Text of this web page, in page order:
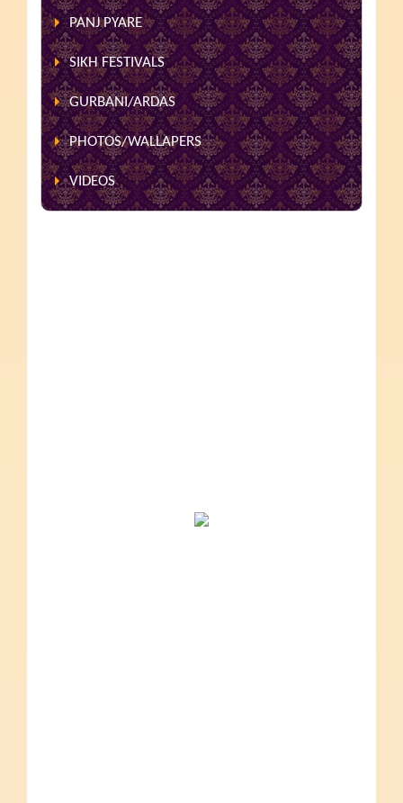
PANJ PYARE
SIKH FESTIVALS
GURBANI/ARDAS
PHOTOS/WALLAPERS
VIDEOS